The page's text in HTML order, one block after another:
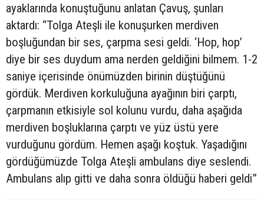
ayaklarında konuştuğunu anlatan Çavuş, şunları
aktardı: “Tolga Ateşli ile konuşurken merdiven
boşluğundan bir ses, çarpma sesi geldi. ‘Hop, hop’
diye bir ses duydum ama nerden geldiğini bilmem. 1-2
saniye içerisinde önümüzden birinin düştüğünü
gördük. Merdiven korkuluğuna ayağının biri çarptı,
çarpmanın etkisiyle sol kolunu vurdu, daha aşağıda
merdiven boşluklarına çarptı ve yüz üstü yere
vurduğunu gördüm. Hemen aşağı koştuk. Yaşadığını
gördüğümüzde Tolga Ateşli ambulans diye seslendi.
Ambulans alıp gitti ve daha sonra öldüğü haberi geldi”